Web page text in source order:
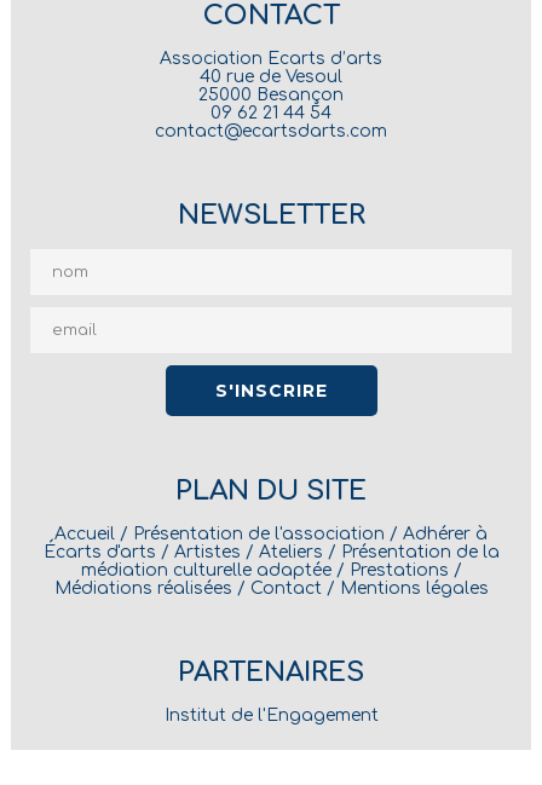
CONTACT
Association Ecarts d’arts
40 rue de Vesoul
25000 Besançon
09 62 21 44 54
contact@ecartsdarts.com
NEWSLETTER
PLAN DU SITE
Accueil / Présentation de l'association / Adhérer à
Écarts d'arts / Artistes / Ateliers / Présentation de la
médiation culturelle adaptée/ Prestations /
Médiations réalisées / Contact/ Mentions légales
PARTENAIRES
Institut de l'Engagement